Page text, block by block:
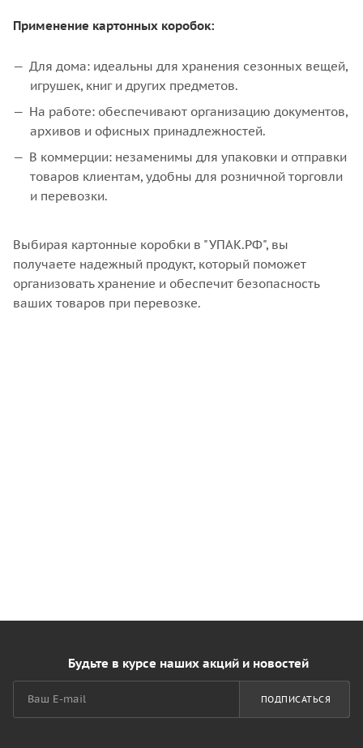
Применение картонных коробок:
Для дома: идеальны для хранения сезонных вещей,
игрушек, книг и других предметов.
На работе: обеспечивают организацию документов,
архивов и офисных принадлежностей.
В коммерции: незаменимы для упаковки и отправки
товаров клиентам, удобны для розничной торговли
и перевозки.
Выбирая картонные коробки в "УПАК.РФ", вы
получаете надежный продукт, который поможет
организовать хранение и обеспечит безопасность
ваших товаров при перевозке.
Будьте в курсе наших акций и новостей
ПОДПИСАТЬСЯ